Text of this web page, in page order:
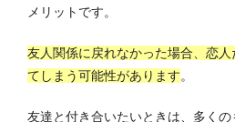
メリットです。
友人関係に戻れなかった場合、恋
てしまう可能性があります。
友達と付き合いたいときは、多く